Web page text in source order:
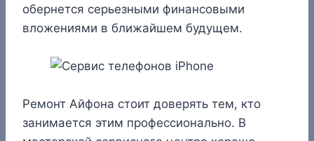
обернется серьезными финансовыми
вложениями в ближайшем будущем.
Ремонт Айфона стоит доверять тем, кто
занимается этим профессионально. В